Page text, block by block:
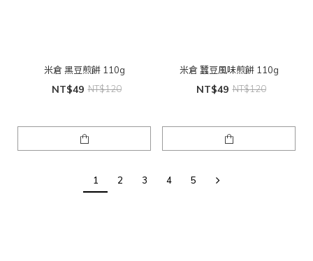
米倉 黑豆煎餅 110g
NT$49 NT$120
米倉 蠶豆風味煎餅 110g
NT$49 NT$120
1 2 3 4 5